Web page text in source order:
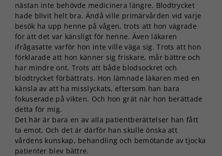
nästan inte behövde medicinera längre. Blodtrycket
hade blivit helt bra. Ändå ville primärvården vid varje
besök ha upp henne på vågen, trots att hon vägrade
för att det var känsligt för henne. Även läkaren
ifrågasatte varför hon inte ville väga sig. Trots att hon
förklarade att hon känner sig friskare, mår bättre och
har mindre ont. Trots att både blodsockret och
blodtrycket förbättrats. Hon lämnade läkaren med en
känsla av att ha misslyckats, eftersom han bara
fokuserade på vikten. Och hon grät när hon berättade
detta för mig.
Det här är bara en av alla patientberättelser han fått
ta emot. Och det är därför han skulle önska att
vårdens kunskap, behandling och bemötande av tjocka
patienter blev bättre.